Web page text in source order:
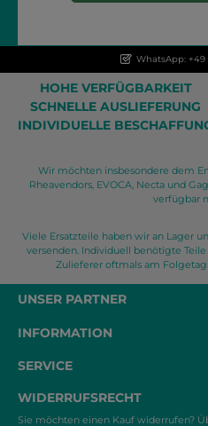
WhatsApp: +49
HOHE VERFÜGBARKEIT
SCHNELLE AUSLIEFERUNG
INDIVIDUELLE
Wir möchten insbesondere dem
Rheavendors, EVOCA, Necta und
verfügbar
Viele Ersatzteile haben wir an Lager
versenden. Individuell benötigte
Zulieferer oftmals am
UNSER PARTNER
INFORMATION
SERVICE
WIDERRUFSRECHT
Sie möchten einen Kauf widerrufen?